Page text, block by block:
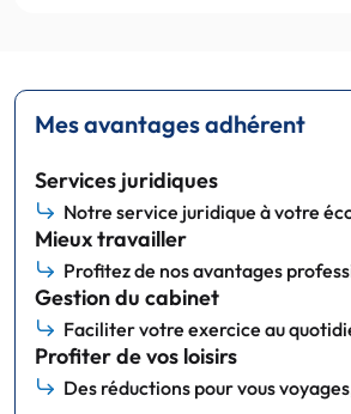
Mes avantages adhérent
Services juridiques
Notre service juridique à votre
Mieux travailler
Profitez de nos avantages
Gestion du cabinet
Faciliter votre exercice au
Profiter de vos loisirs
Des réductions pour vous